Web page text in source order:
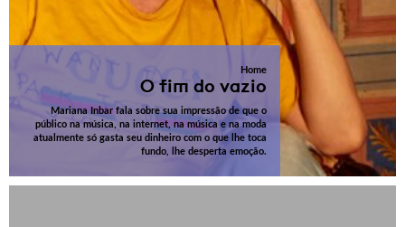
Home
O fim do vazio
Mariana Inbar fala sobre sua impressão de que o
público na música, na internet, na música e na moda
atualmente só gasta seu dinheiro com o que lhe toca
fundo, lhe desperta emoção.